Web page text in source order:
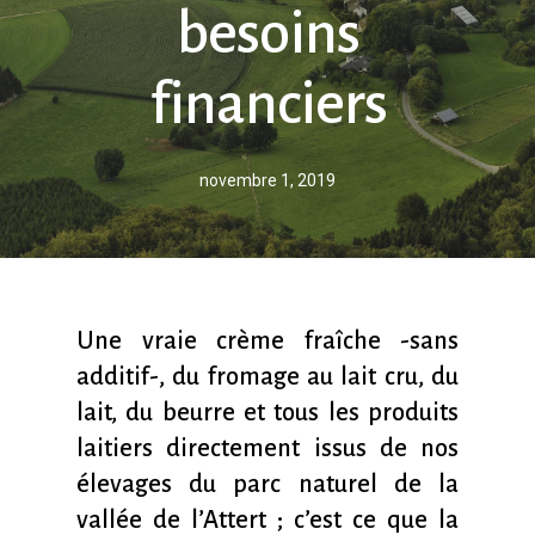
besoins
financiers
novembre 1, 2019
Une vraie crème fraîche -sans
additif-, du fromage au lait cru, du
lait, du beurre et tous les produits
laitiers directement issus de nos
élevages du parc naturel de la
vallée de l’Attert ; c’est ce que la